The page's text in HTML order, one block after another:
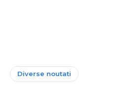
Diverse noutati